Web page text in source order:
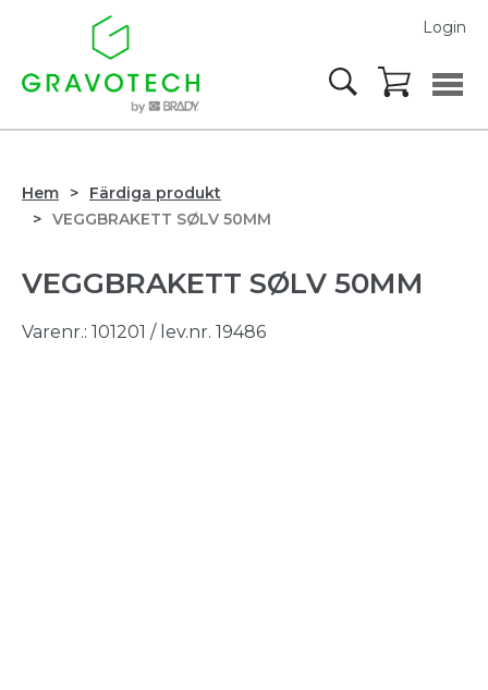
Login
Hem
Färdiga produkt
VEGGBRAKETT SØLV 50MM
VEGGBRAKETT SØLV 50MM
Varenr.: 101201 / lev.nr. 19486